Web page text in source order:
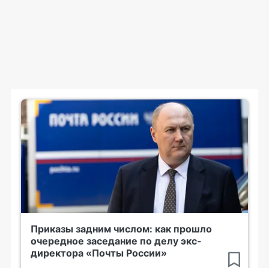
Приказы задним числом: как прошло
очередное заседание по делу экс-
директора «Почты России»